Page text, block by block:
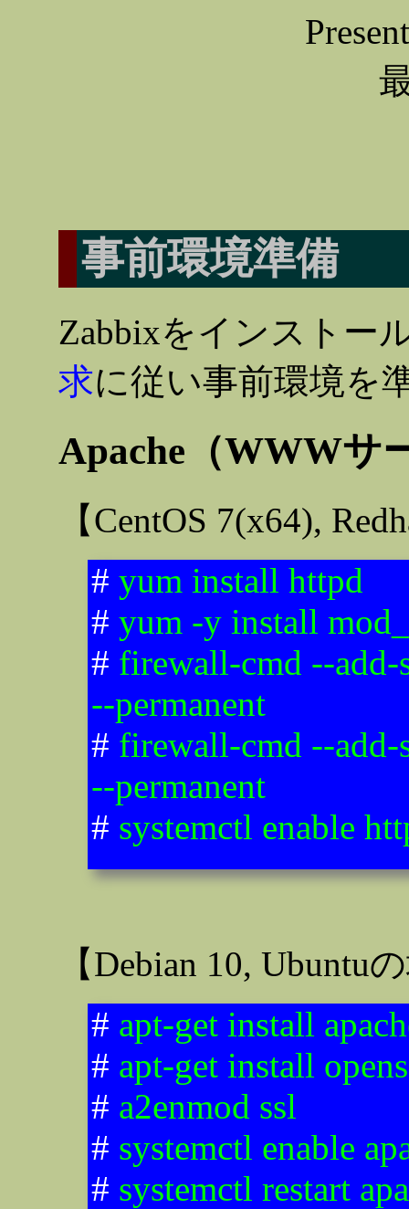
事前環境準備
Zabbixをインストー
求に従い事前環境を
Apache（WWWサ
【CentOS 7(x64),
# yum install httpd
# yum -y install
# firewall-cmd --
--permanent
# firewall-cmd --add-
--permanent
# systemctl enable
【Debian 10, Ubuntu
# apt-get install
# apt-get install
# a2enmod ssl
# systemctl enable
# systemctl restart